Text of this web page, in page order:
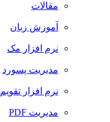
مقالات
آموزش زبان
نرم افزار مک
مدیریت پسورد
نرم افزار تقویم
مدیریت PDF